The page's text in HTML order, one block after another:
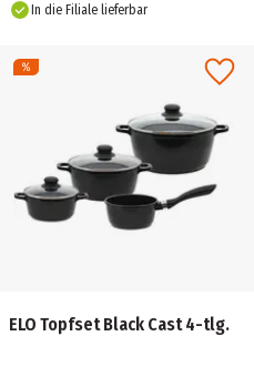
In die Filiale lieferbar
ELO Topfset Black Cast 4-tlg.